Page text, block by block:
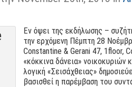
Εν όψει της εκδήλωσης –
την ερχόμενη Πέμπτη 28
Constantine & Gerani 47, 1floor,
«κόκκινα δάνεια» νοικοκυριών
λογική «Σεισάχθειας»
βασισθεί η παρέμβαση του